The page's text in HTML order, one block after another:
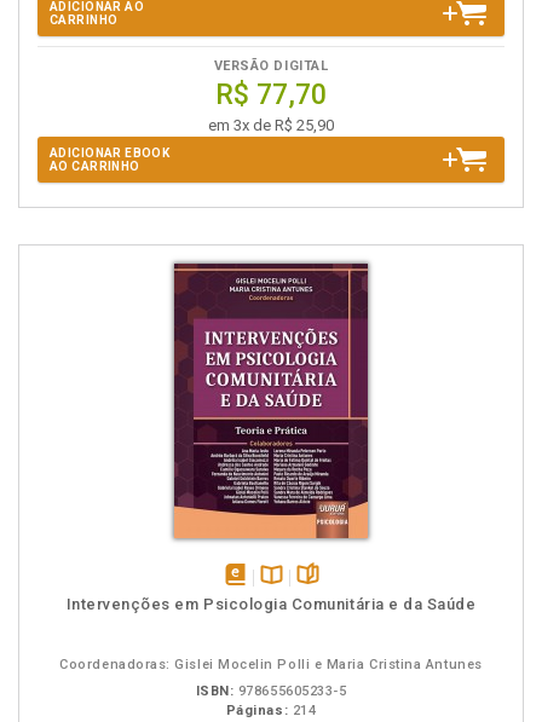
ADICIONAR AO
CARRINHO
VERSÃO DIGITAL
R$ 77,70
em 3x de R$ 25,90
ADICIONAR EBOOK
AO CARRINHO
disponívelDisponível
páginas
Intervenções em Psicologia Comunitária e da Saúde
Coordenadoras: Gislei Mocelin Polli e Maria Cristina Antunes
ISBN: 978655605233-5
Páginas: 214